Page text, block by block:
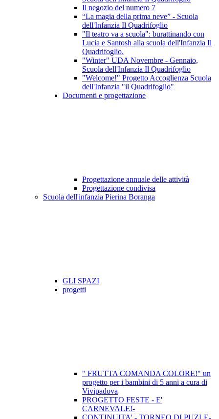
Il negozio del numero 7
“La magia della prima neve” - Scuola
dell'Infanzia Il Quadrifoglio
"Il teatro va a scuola": burattinando con
Lucia e Santosh alla scuola dell'Infanzia Il
Quadrifoglio.
"Winter" UDA Novembre - Gennaio,
Scuola dell'Infanzia Il Quadrifoglio
"Welcome!" Progetto Accoglienza Scuola
dell'Infanzia "il Quadrifoglio"
Documenti e progettazione
Progettazione annuale delle attività
Progettazione condivisa
Scuola dell'infanzia Pierina Boranga
GLI SPAZI
progetti
" FRUTTA COMANDA COLORE!" un
progetto per i bambini di 5 anni a cura di
Vivipadova
PROGETTO FESTE - E'
CARNEVALE!-